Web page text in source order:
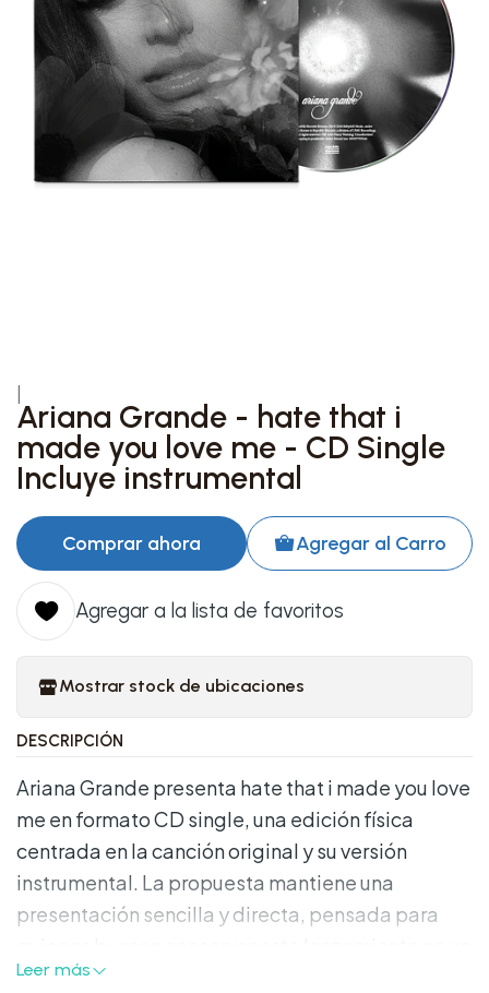
Ariana Grande - hate that i
made you love me - CD Single
Incluye instrumental
Agregar al Carro
Comprar ahora
Agregar a la lista de favoritos
Mostrar stock de ubicaciones
DESCRIPCIÓN
Ariana Grande presenta hate that i made you love
me en formato CD single, una edición física
centrada en la canción original y su versión
instrumental. La propuesta mantiene una
presentación sencilla y directa, pensada para
soporte compacto y con identidad propia. Cada
Leer más